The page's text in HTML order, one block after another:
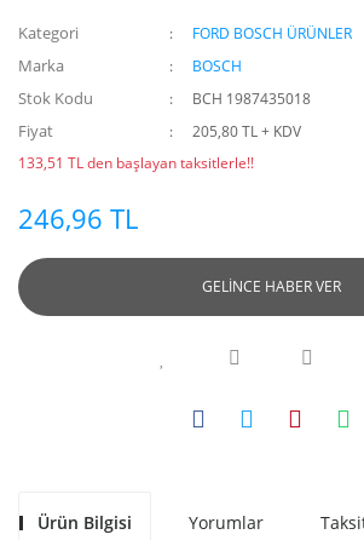
Kategori FORD BOSCH ÜRÜNLER
Marka BOSCH
Stok Kodu BCH 1987435018
Fiyat
205,80 TL + KDV
133,51 TL den başlayan taksitlerle!!
246,96 TL
GELİNCE HABER VER
Ürün Bilgisi Yorumlar